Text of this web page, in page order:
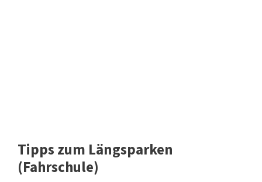
Tipps zum Längsparken
(Fahrschule)